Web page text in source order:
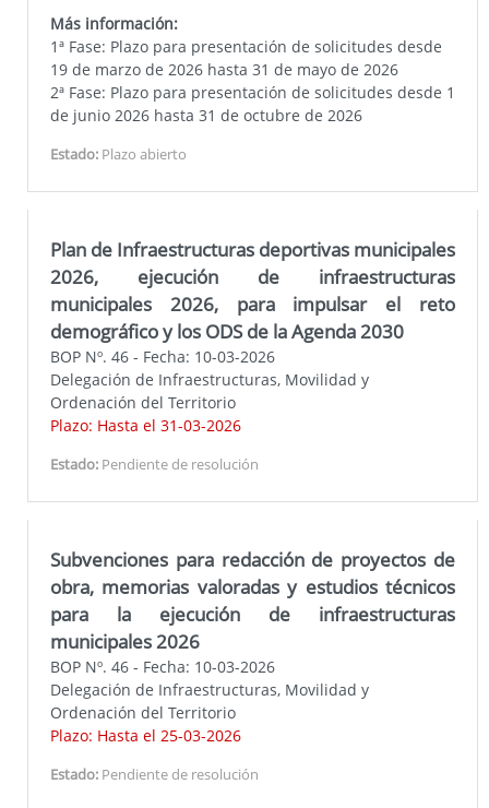
Más información:
1ª Fase: Plazo para presentación de solicitudes desde
19 de marzo de 2026 hasta 31 de mayo de 2026
2ª Fase: Plazo para presentación de solicitudes desde 1
de junio 2026 hasta 31 de octubre de 2026
Estado: Plazo abierto
Plan de Infraestructuras deportivas municipales
2026, ejecución de infraestructuras
municipales 2026, para impulsar el reto
demográfico y los ODS de la Agenda 2030
BOP Nº. 46 - Fecha: 10-03-2026
Delegación de Infraestructuras, Movilidad y
Ordenación del Territorio
Plazo: Hasta el 31-03-2026
Estado: Pendiente de resolución
Subvenciones para redacción de proyectos de
obra, memorias valoradas y estudios técnicos
para la ejecución de infraestructuras
municipales 2026
BOP Nº. 46 - Fecha: 10-03-2026
Delegación de Infraestructuras, Movilidad y
Ordenación del Territorio
Plazo: Hasta el 25-03-2026
Estado: Pendiente de resolución